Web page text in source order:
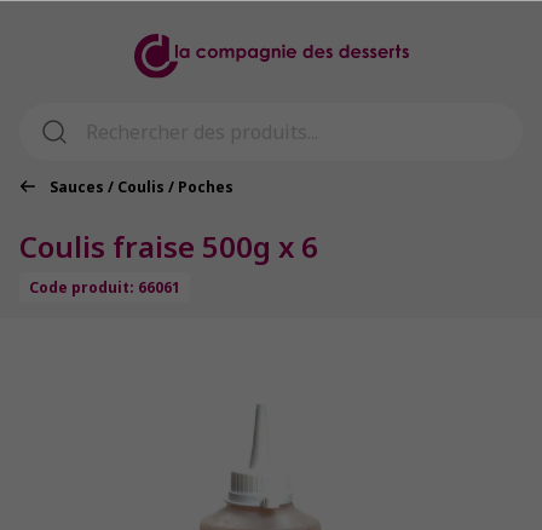
Sauces / Coulis / Poches
Coulis fraise 500g x 6
Code produit: 66061